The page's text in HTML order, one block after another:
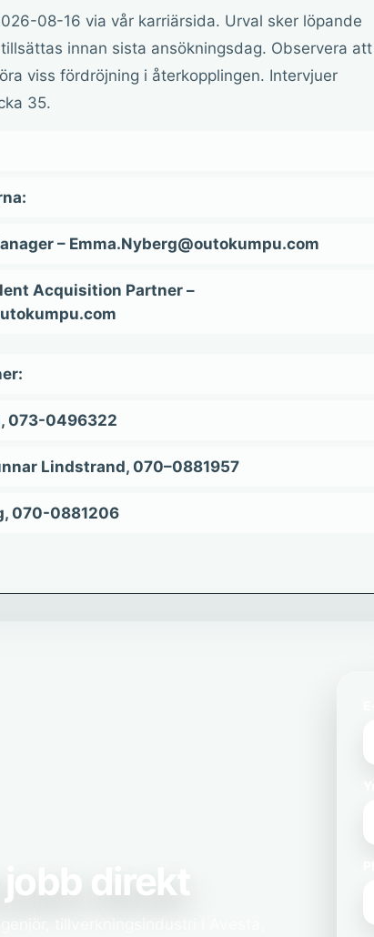
08-16 via vår karriärsida. Urval sker löpande
innan sista ansökningsdag. Observera att
viss fördröjning i återkopplingen. Intervjuer
35.
– Emma.Nyberg@outokumpu.com
Acquisition Partner –
073-0496322
Lindstrand, 070–0881957
070-0881206
direkt